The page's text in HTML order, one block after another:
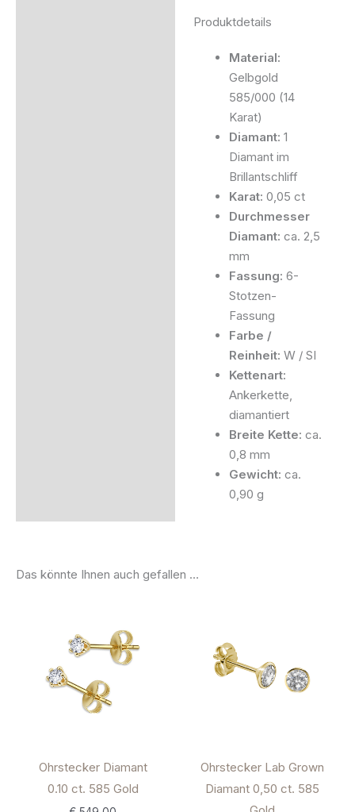
Produktdetails
Material:
Gelbgold
585/000 (14
Karat)
Diamant: 1
Diamant im
Brillantschliff
Karat: 0,05 ct
Durchmesser
Diamant: ca. 2,5
mm
Fassung: 6-
Stotzen-
Fassung
Farbe /
Reinheit: W / SI
Kettenart:
Ankerkette,
diamantiert
Breite Kette: ca.
0,8 mm
Gewicht: ca.
0,90 g
Das könnte Ihnen auch gefallen …
Ohrstecker Diamant
0.10 ct. 585 Gold
Ohrstecker Lab Grown
Diamant 0,50 ct. 585